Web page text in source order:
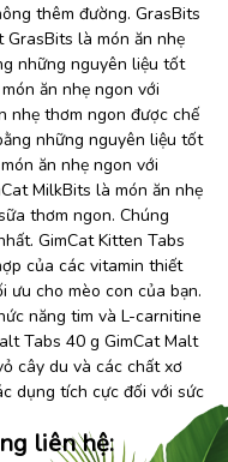
thêm đường. GrasBits
GrasBits là món ăn nhẹ
những nguyên liệu tốt
ăn nhẹ ngon với
nhẹ thơm ngon được chế
những nguyên liệu tốt
ăn nhẹ ngon với
MilkBits là món ăn nhẹ
thơm ngon. Chúng
GimCat Kitten Tabs
của các vitamin thiết
ưu cho mèo con của bạn.
năng tim và L-carnitine
Tabs 40 g GimCat Malt
cây du và các chất xơ
dụng tích cực đối với sức
liên hệ: